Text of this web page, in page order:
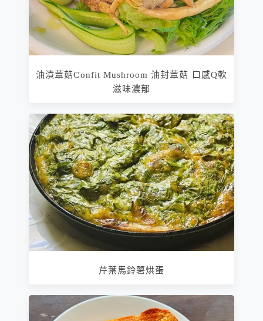
油漬蕈菇Confit Mushroom 油封蕈菇 口感Q軟
滋味濃郁
芹葉馬鈴薯烘蛋